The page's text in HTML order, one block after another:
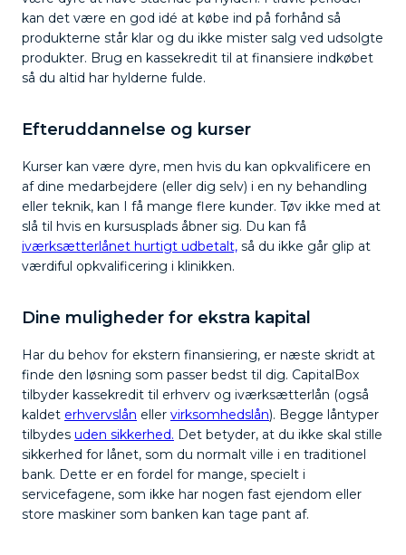
kan det være en god idé at købe ind på forhånd så
produkterne står klar og du ikke mister salg ved udsolgte
produkter. Brug en kassekredit til at finansiere indkøbet
så du altid har hylderne fulde.
Efteruddannelse og kurser
Kurser kan være dyre, men hvis du kan opkvalificere en
af dine medarbejdere (eller dig selv) i en ny behandling
eller teknik, kan I få mange flere kunder. Tøv ikke med at
slå til hvis en kursusplads åbner sig. Du kan få
iværksætterlånet hurtigt udbetalt, så du ikke går glip at
værdiful opkvalificering i klinikken.
Dine muligheder for ekstra kapital
Har du behov for ekstern finansiering, er næste skridt at
finde den løsning som passer bedst til dig. CapitalBox
tilbyder kassekredit til erhverv og iværksætterlån (også
kaldet erhvervslån eller virksomhedslån). Begge låntyper
tilbydes uden sikkerhed. Det betyder, at du ikke skal stille
sikkerhed for lånet, som du normalt ville i en traditionel
bank. Dette er en fordel for mange, specielt i
servicefagene, som ikke har nogen fast ejendom eller
store maskiner som banken kan tage pant af.